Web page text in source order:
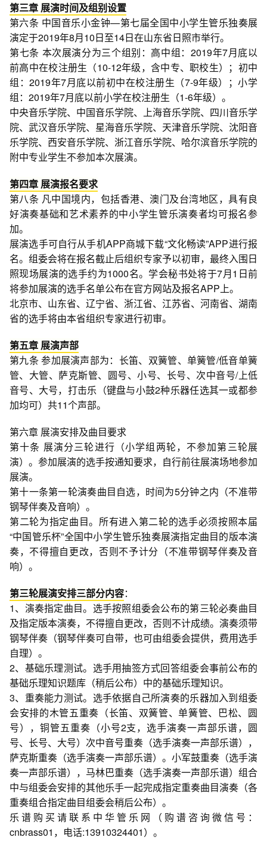
第三章 展演时间及组别设置
第六条 中国音乐小金钟—第七届全国中小学生管乐独奏展
演定于2019年8月10日至14日在山东省日照市举行。
第七条 本次展演分为三个组别：高中组：2019年7月底以
前高中在校注册生（10-12年级，含中专、职校生）；初中
组：2019年7月底以前初中在校注册生（7-9年级）；小学
组：2019年7月底以前小学在校注册生（1-6年级）。
中央音乐学院、中国音乐学院、上海音乐学院、四川音乐学
院、武汉音乐学院、星海音乐学院、天津音乐学院、沈阳音
乐学院、西安音乐学院、浙江音乐学院、哈尔滨音乐学院的
附中专业学生不参加本次展演。
第四章 展演报名要求
第八条 凡中国境内，包括香港、澳门及台湾地区，具有良
好演奏基础和艺术素养的中小学生管乐演奏者均可报名参
加。
展演选手可自行从手机APP商城下载“文化畅读”APP进行报
名。组委会将在报名截止后组织专家予以初审，最终入围日
照现场展演的选手约为1000名。学会秘书处将于7月1日前
将参加展演的选手名单公布在官方网站及报名APP上。
北京市、山东省、辽宁省、浙江省、江苏省、河南省、湖南
省的选手将由本省组织专家进行初审。
第五章 展演声部
第九条 参加展演声部为：长笛、双簧管、单簧管/低音单簧
管、大管、萨克斯管、圆号、小号、长号、次中音号/上低
音号、大号，打击乐（键盘与小鼓2种乐器任选其一或都参
加均可）共11个声部。
第六章 展演安排及曲目要求
第十条 展演分三轮进行（小学组两轮，不参加第三轮展
演）。参加展演的选手按通知要求，自行前往展演场地参加
展演。
第十一条第一轮演奏曲目自选，时间为5分钟之内（不准带
钢琴伴奏及音响）。
第二轮为指定曲目。所有进入第二轮的选手必须按照本届
“中国管乐杯”全国中小学生管乐独奏展演指定曲目的版本演
奏，不得擅自更改，否则不予计分（不准带钢琴伴奏及音
响）。
第三轮展演安排三部分内容：
1、演奏指定曲目。选手按照组委会公布的第三轮必奏曲目
及指定版本演奏，不得擅自更改，否则不计成绩。演奏须带
钢琴伴奏（钢琴伴奏可自带，也可由组委会提供，费用选手
自理）。
2、基础乐理测试。选手用抽签方式回答组委会事前公布的
基础乐理知识题库（稍后公布）中的基础乐理知识。
3、重奏能力测试。选手依据自己所演奏的乐器加入到组委
会安排的木管五重奏（长笛、双簧管、单簧管、巴松、圆
号），铜管五重奏（小号2支，选手演奏一声部乐谱，圆
号、长号、大号）次中音号重奏（选手演奏一声部乐谱），
萨克斯重奏（选手演奏一声部乐谱）。小军鼓重奏（选手演
奏一声部乐谱），马林巴重奏（选手演奏一声部乐谱）组合
中与组委会安排的其他乐手一起完成指定重奏曲目演奏（各
重奏组合指定曲目组委会稍后公布）。
乐谱购买请联系中华管乐网（购谱咨询微信号：
cnbrass01，电话:13910324401）。